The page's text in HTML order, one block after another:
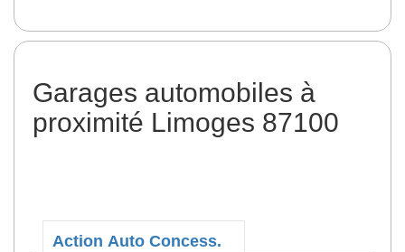
Garages automobiles à
proximité Limoges 87100
Action Auto Concess.